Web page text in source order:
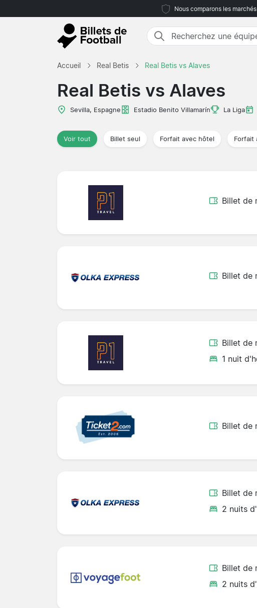
Nous comparons les
Accueil Real Betis Real Betis vs Alaves
Real Betis vs Alaves
Sevilla, Espagne Estadio Benito Villamarín La Liga
Voir tout Billet seul Forfait avec hôtel Forfait
Billet de
Billet de
Billet de
1 nuit
Billet de
Billet de
2 nuits
Billet de
2 nuits